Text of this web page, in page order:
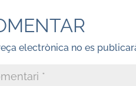
electrònica no es